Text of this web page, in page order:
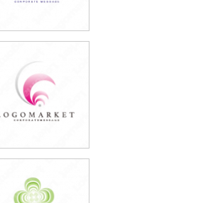
39,800円
(税込43,780円)
39,800円
(税込43,780円)